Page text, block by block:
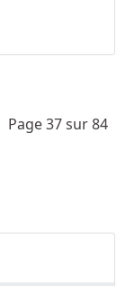
Page 37 sur 84